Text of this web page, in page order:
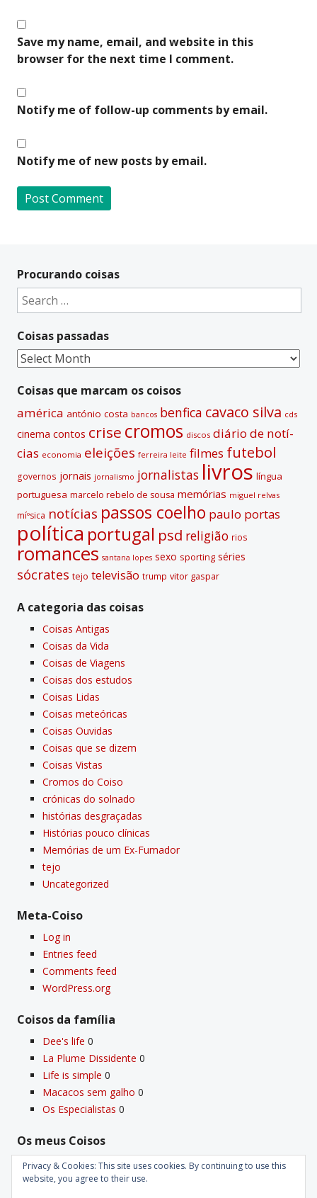
Save my name, email, and website in this
browser for the next time I comment.
Notify me of follow-up comments by email.
Notify me of new posts by email.
t
e
a
t
i
v
Procurando coisas
Search
for:
Coisas passadas
Coisas
Coisas que marcam os coisos
américa antónio costa bancos benfica cavaco silva cds
cinema contos crise cromos discos diário de notí­
cias economia eleições ferreira leite filmes futebol
governos jornais jornalismo jornalistas livros lí­ngua
portuguesa marcelo rebelo de sousa memórias miguel relvas
míºsica notí­cias passos coelho paulo portas
polí­tica portugal psd religião rios
romances santana lopes sexo sporting séries
sócrates tejo televisão trump vitor gaspar
A categoria das coisas
Coisas Antigas
Coisas da Vida
Coisas de Viagens
Coisas dos estudos
Coisas Lidas
Coisas meteóricas
Coisas Ouvidas
Coisas que se dizem
Coisas Vistas
Cromos do Coiso
crónicas do solnado
histórias desgraçadas
Histórias pouco clí­nicas
Memórias de um Ex-Fumador
tejo
Uncategorized
Meta-Coiso
Log in
Entries feed
Comments feed
WordPress.org
Coisos da famí­lia
Dee's life 0
La Plume Dissidente 0
Life is simple 0
Macacos sem galho 0
Os Especialistas 0
Os meus Coisos
Deus0
Velho Coiso0
Privacy & Cookies: This site uses cookies. By continuing to use this
website, you agree to their use.